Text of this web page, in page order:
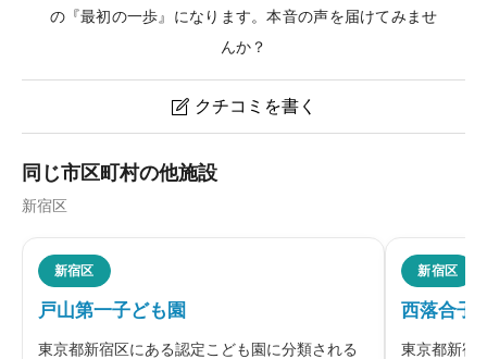
の『最初の一歩』になります。本音の声を届けてみませ
んか？
 クチコミを書く
ニックネーム
※本名や誤解される名前の使用はご遠慮ください。
同じ市区町村の他施設
新宿区
新宿区
戸山第一子ども園
東京都新宿区にある認定こども園に分類される
新宿区
西落合子
東京都新宿